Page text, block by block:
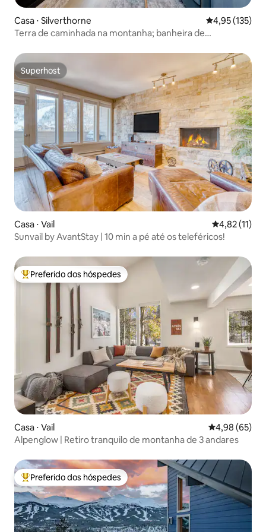
Casa ⋅ Silverthorne 4,95 de uma
4,95 (135)
Terra de caminhada na montanha; banheira de
Superhost
Superhost
Casa ⋅ Vail 4,82 de uma
4,82 (11)
Sunvail by AvantStay | 10 min a pé até os teleféricos!
Entre os melhores preferidos dos hóspedes
Preferido dos hóspedes
Casa ⋅ Vail 4,98 de uma
4,98 (65)
Alpenglow | Retiro tranquilo de montanha de 3 andares
Entre os melhores preferidos dos hóspedes
Preferido dos hóspedes